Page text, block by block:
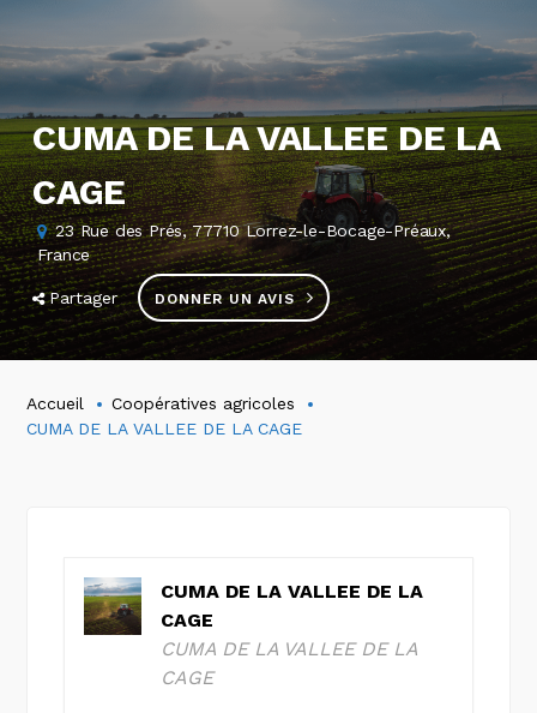
CUMA DE LA VALLEE DE LA
CAGE
23 Rue des Prés, 77710 Lorrez-le-Bocage-Préaux,
France
Partager DONNER UN AVIS
Accueil
Coopératives agricoles
CUMA DE LA VALLEE DE LA CAGE
CUMA DE LA VALLEE DE LA
CAGE
CUMA DE LA VALLEE DE LA
CAGE